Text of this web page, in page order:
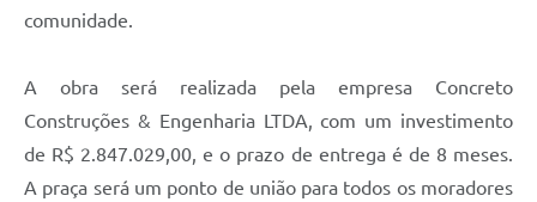
comunidade.
A obra será realizada pela empresa Concreto
Construções & Engenharia LTDA, com um investimento
de R$ 2.847.029,00, e o prazo de entrega é de 8 meses.
A praça será um ponto de união para todos os moradores